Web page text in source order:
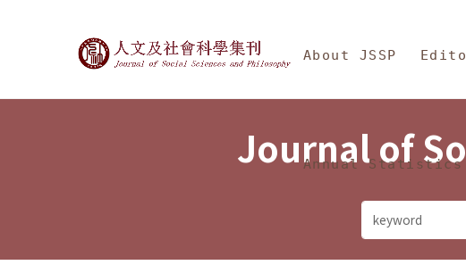
Journal of Social Sciences
About JSSP
Annual Statistics
Journal of